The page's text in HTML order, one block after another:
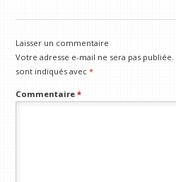
Laisser un commentaire
Votre adresse e-mail ne sera pas publiée.
sont indiqués avec*
Commentaire*